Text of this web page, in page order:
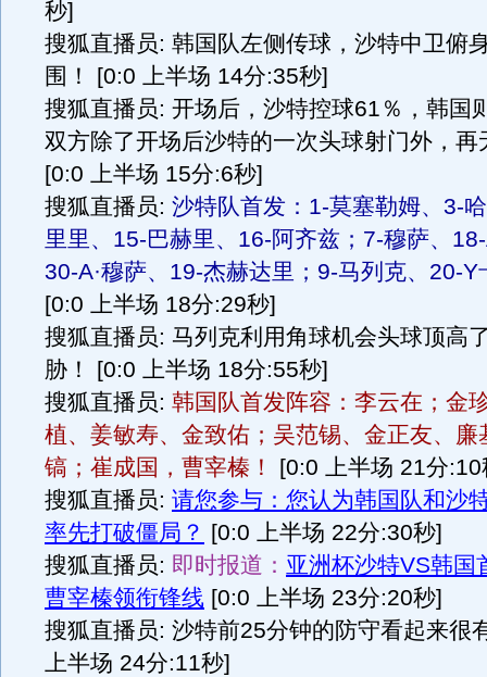
秒]
搜狐直播员: 韩国队左侧传球，沙特中卫俯
围！ [0:0 上半场 14分:35秒]
搜狐直播员: 开场后，沙特控球61％，韩国
双方除了开场后沙特的一次头球射门外，再
[0:0 上半场 15分:6秒]
搜狐直播员: 沙特队首发：1-莫塞勒姆、3-
里里、15-巴赫里、16-阿齐兹；7-穆萨、
30-A·穆萨、19-杰赫达里；9-马列克、20-Y
[0:0 上半场 18分:29秒]
搜狐直播员: 马列克利用角球机会头球顶高
胁！ [0:0 上半场 18分:55秒]
搜狐直播员: 韩国队首发阵容：李云在；金
植、姜敏寿、金致佑；吴范锡、金正友、廉
镐；崔成国，曹宰榛！
[0:0 上半场 21分:10
搜狐直播员: 请您参与：您认为韩国队和沙
率先打破僵局？ [0:0 上半场 22分:30秒]
搜狐直播员: 即时报道： 亚洲杯沙特VS韩国
曹宰榛领衔锋线 [0:0 上半场 23分:20秒]
搜狐直播员: 沙特前25分钟的防守看起来很
上半场 24分:11秒]